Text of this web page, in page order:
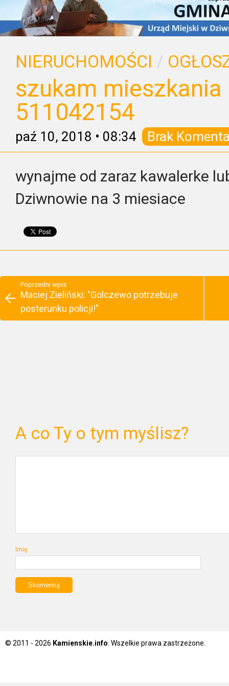
NIERUCHOMOŚCI /
szukam
511042154
paź 10, 2018 • 08:34 Brak
wynajme od zaraz kawalerke
Dziwnowie na 3 miesiace
Poprzedni wpis
Maciej Zieliński: "Golczewo potrzebuje
posterunku policji!"
A co Ty o tym myślisz?
Imię
© 2011 - 2026 Kamienskie.info . Wszelkie prawa zastrzeżone.